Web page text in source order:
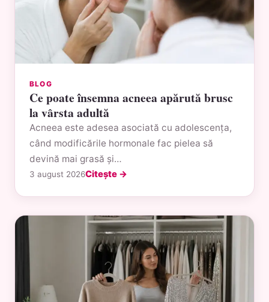
BLOG
Ce poate însemna acneea apărută brusc
la vârsta adultă
Acneea este adesea asociată cu adolescența,
când modificările hormonale fac pielea să
devină mai grasă și…
3 august 2026Citește →